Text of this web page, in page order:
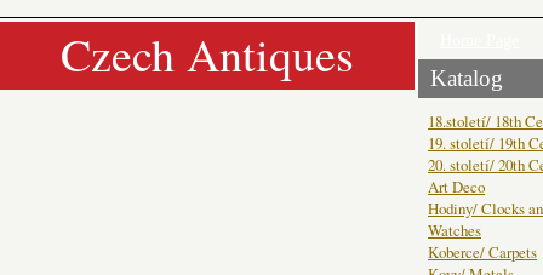
Czech Antiques Katalog
18.století/ 18th
19. století/ 19th
20. století/ 20th
Art Deco
Hodiny/ Clocks
Watches
Koberce/ Carpets